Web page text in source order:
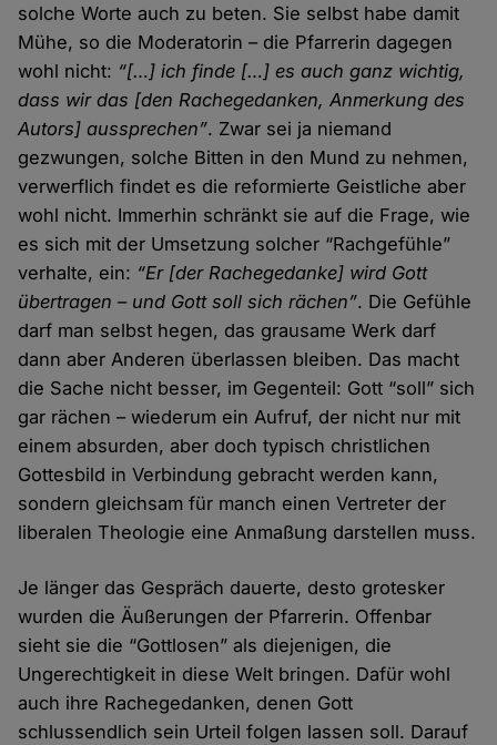
solche Worte auch zu beten. Sie selbst habe damit
Mühe, so die Moderatorin – die Pfarrerin dagegen
wohl nicht: “[…] ich finde […] es auch ganz wichtig,
dass wir das [den Rachegedanken, Anmerkung des
Autors] aussprechen”. Zwar sei ja niemand
gezwungen, solche Bitten in den Mund zu nehmen,
verwerflich findet es die reformierte Geistliche aber
wohl nicht. Immerhin schränkt sie auf die Frage, wie
es sich mit der Umsetzung solcher “Rachgefühle”
verhalte, ein: “Er [der Rachegedanke] wird Gott
übertragen – und Gott soll sich rächen”. Die Gefühle
darf man selbst hegen, das grausame Werk darf
dann aber Anderen überlassen bleiben. Das macht
die Sache nicht besser, im Gegenteil: Gott “soll” sich
gar rächen – wiederum ein Aufruf, der nicht nur mit
einem absurden, aber doch typisch christlichen
Gottesbild in Verbindung gebracht werden kann,
sondern gleichsam für manch einen Vertreter der
liberalen Theologie eine Anmaßung darstellen muss.
Je länger das Gespräch dauerte, desto grotesker
wurden die Äußerungen der Pfarrerin. Offenbar
sieht sie die “Gottlosen” als diejenigen, die
Ungerechtigkeit in diese Welt bringen. Dafür wohl
auch ihre Rachegedanken, denen Gott
schlussendlich sein Urteil folgen lassen soll. Darauf